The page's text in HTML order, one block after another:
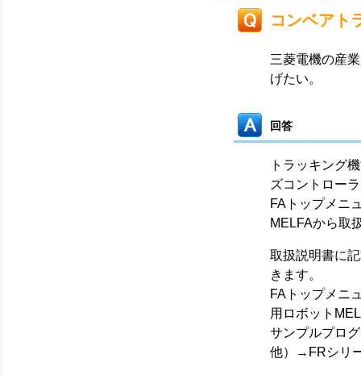
コンベアト
三菱電機の産
げたい。
回答
トラッキング
ズコントロー
FAトップメニ
MELFAから取
取扱説明書に
きます。
FAトップメニ
用ロボット
サンプルプロ
他）→FRシリ